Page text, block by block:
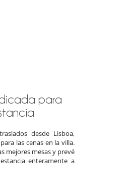
para
desde Lisboa,
las cenas en la villa.
mejores mesas y prevé
enteramente a